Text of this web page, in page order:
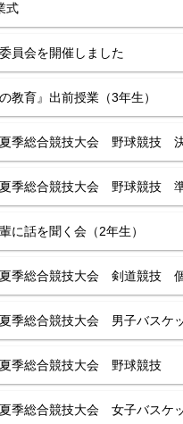
式
員会を開催しました
教育』出前授業（3年生）
夏季総合競技大会 野球競技
夏季総合競技大会 野球競技
に話を聞く会（2年生）
夏季総合競技大会 剣道競技
季総合競技大会 男子バスケ
季総合競技大会 野球競技
季総合競技大会 女子バスケ